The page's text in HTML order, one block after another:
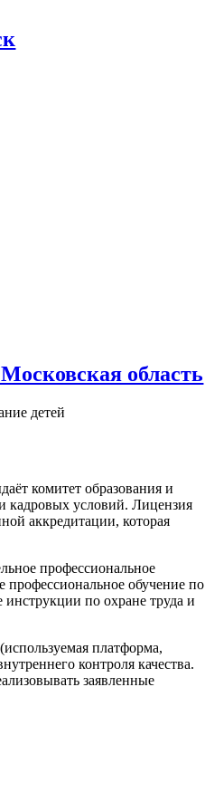
область
детей
комитет образования и
кадровых условий. Лицензия
аккредитации, которая
профессиональное
обучение по
по охране труда и
платформа,
контроля качества.
заявленные